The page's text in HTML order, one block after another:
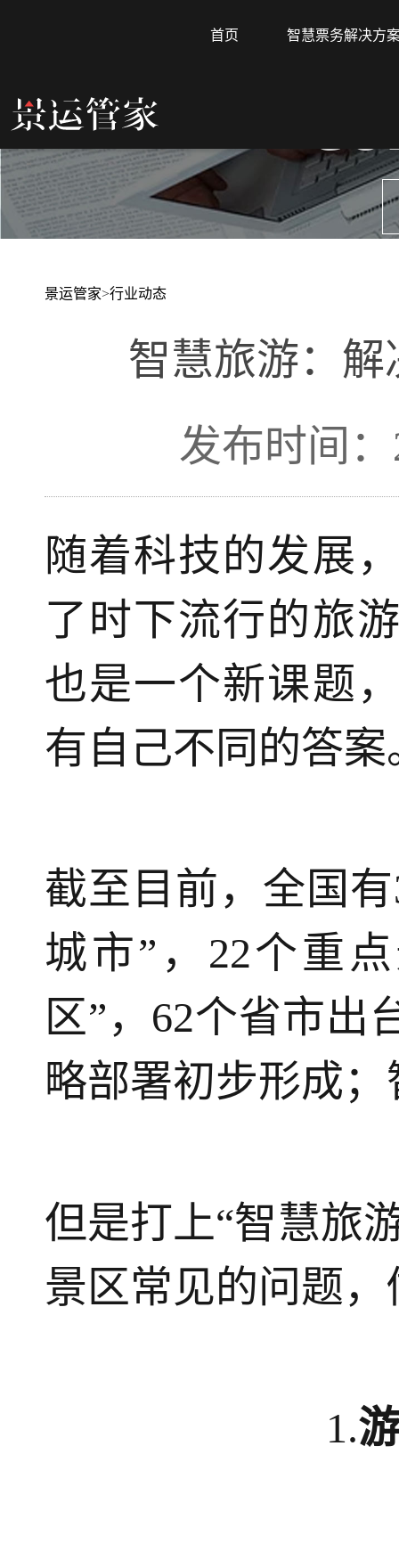
首页 智慧票务解决方
景运管家>行业动态
智慧旅游：
发布时间：
随着科技的发展
了时下流行的旅
也是一个新课题
有自己不同的答案
截至目前，全国
城市”，22个重
区”，62个省市出
略部署初步形成
但是打上“智慧旅
景区常见的问题
1.